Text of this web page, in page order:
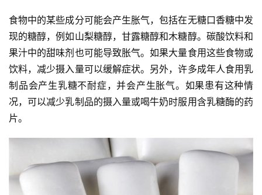
食物中的某些成分可能会产生胀气，包括在无糖口香糖中发
现的糖醇，例如山梨糖醇，甘露糖醇和木糖醇。碳酸饮料和
果汁中的甜味剂也可能导致胀气。如果大量食用这些食物或
饮料，减少摄入量可以缓解症状。另外，许多成年人食用乳
制品会产生乳糖不耐症，并会产生胀气。如果患有这种情
况，可以减少乳制品的摄入量或喝牛奶时服用含乳糖酶的药
片。